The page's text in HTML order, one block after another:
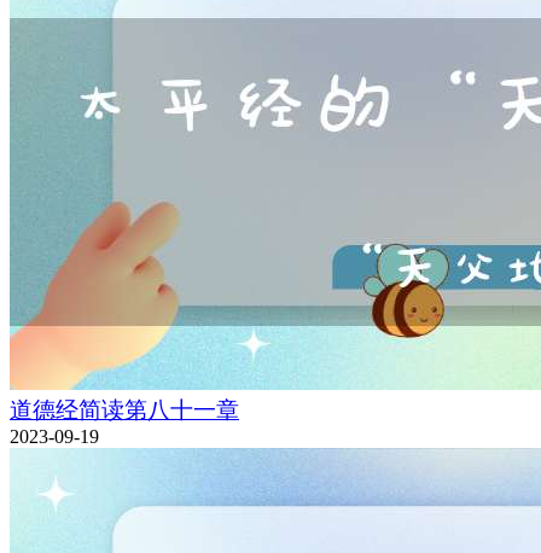
道德经简读第八十一章
2023-09-19